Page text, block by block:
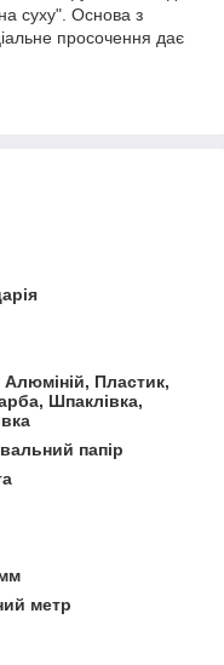
суху". Основа з
просочення дає
Пластик,
Шпаклівка,
папір
метр